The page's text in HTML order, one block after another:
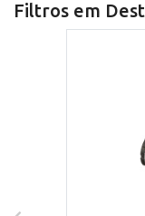
Filtros em